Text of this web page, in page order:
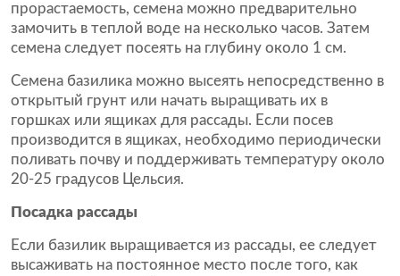
прорастаемость, семена можно предварительно
замочить в теплой воде на несколько часов. Затем
семена следует посеять на глубину около 1 см.
Семена базилика можно высеять непосредственно в
открытый грунт или начать выращивать их в
горшках или ящиках для рассады. Если посев
производится в ящиках, необходимо периодически
поливать почву и поддерживать температуру около
20-25 градусов Цельсия.
Посадка рассады
Если базилик выращивается из рассады, ее следует
высаживать на постоянное место после того, как